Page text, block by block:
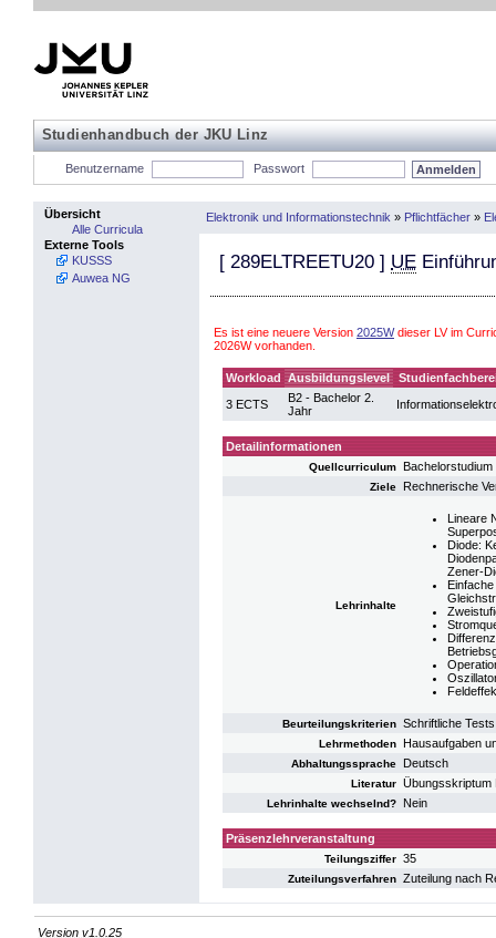
Studienhandbuch der JKU Linz
Benutzername Passwort
Übersicht
Alle Curricula
Externe Tools
KUSSS
Auwea NG
Elektronik und Informationstechnik » Pflichtfächer »
[ 289ELTREETU20 ] UE
Es ist eine neuere Version 2025Wdieser LV im
2026W vorhanden.
Workload Ausbildungslevel
3 ECTS
B2 - Bachelor 2.
Jahr
Detailinformationen
Quellcurriculum
Ziele Rechnerische
Lehrinhalte
Lineare
Diode:
Zener-
Beurteilungskriterien Schriftliche Tests
Lehrmethoden Hausaufgaben
Abhaltungssprache Deutsch
Literatur Übungsskriptum
Lehrinhalte wechselnd? Nein
Präsenzlehrveranstaltung
Teilungsziffer 35
Zuteilungsverfahren Zuteilung nach
Version v1.0.25